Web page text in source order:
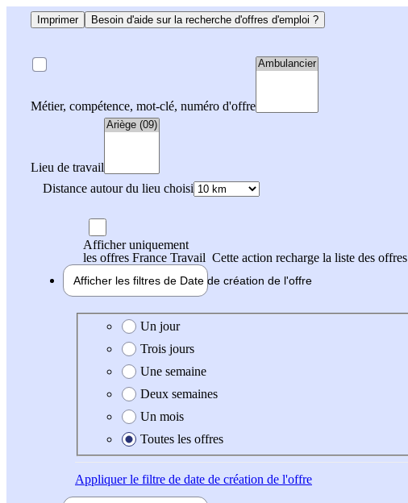
Imprimer Besoin d'aide sur la recherche d'offres d'emploi ?
Métier, compétence, mot-clé, numéro d'offre
Lieu de travail
Distance autour du lieu choisi
Afficher uniquement
les offres France Travail Cette action recharge la liste des offres
Afficher les filtres de Date de création de l'offre
Date de création de l'offre
Un jour
Trois jours
Une semaine
Deux semaines
Un mois
Toutes les offres
Appliquerle filtre de date de création de l'offre